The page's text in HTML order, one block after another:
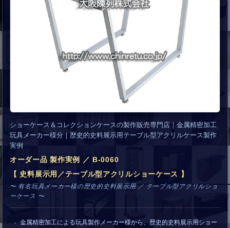
ショーケース＆コレクションケースの製作販売専門店｜金属精密加工
玩具メーカー様分｜歴史的史料展示用テーブル型アクリルケース製作
実例
オーダー品 製作実例 ／ B-0060
【 史料展示用／テーブル型アクリルショーケース 】
〜 有名玩具メーカー様の歴史的史料展示用 ／ テーブル型アクリルショ
ーケース 〜
金属精密加工による玩具製作メーカー様から、歴史的史料展示用ショー